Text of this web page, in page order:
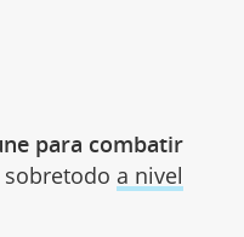
para combatir
sobretodo a nivel